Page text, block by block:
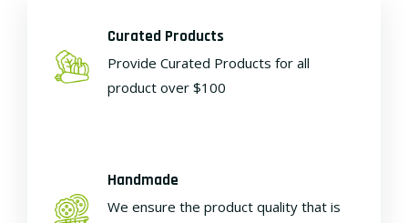
Curated Products
Provide Curated Products for all
product over $100
Handmade
We ensure the product quality that is